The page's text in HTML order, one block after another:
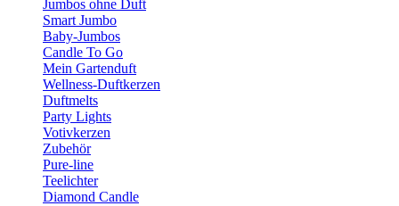
Jumbos ohne Duft
Smart Jumbo
Baby-Jumbos
Candle To Go
Mein Gartenduft
Wellness-Duftkerzen
Duftmelts
Party Lights
Votivkerzen
Zubehör
Pure-line
Teelichter
Diamond Candle